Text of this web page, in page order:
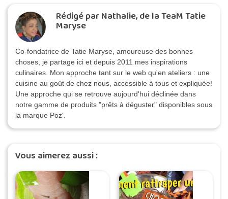
Rédigé par Nathalie, de la TeaM Tatie
Maryse
Co-fondatrice de Tatie Maryse, amoureuse des bonnes
choses, je partage ici et depuis 2011 mes inspirations
culinaires. Mon approche tant sur le web qu'en ateliers : une
cuisine au goût de chez nous, accessible à tous et expliquée!
Une approche qui se retrouve aujourd'hui déclinée dans
notre gamme de produits "prêts à déguster" disponibles sous
la marque Poz'.
Vous aimerez aussi :